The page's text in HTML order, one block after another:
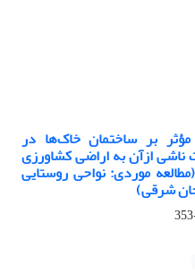
بر ساختمان خاک‌ها در
ازآن به اراضی کشاورزی
موردی: نواحی روستایی
شرقی)